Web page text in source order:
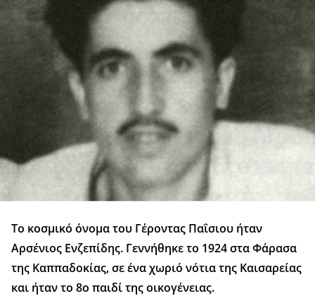
Το κοσμικό όνομα του Γέροντας Παΐσιου ήταν
Αρσένιος Ενζεπίδης. Γεννήθηκε το 1924 στα Φάρασα
της Καππαδοκίας, σε ένα χωριό νότια της Καισαρείας
και ήταν το 8ο παιδί της οικογένειας.